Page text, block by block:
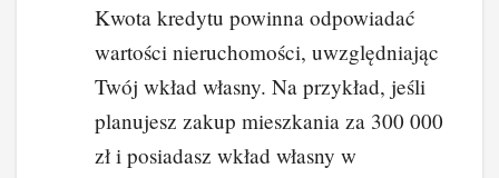
Kwota kredytu powinna odpowiadać
wartości nieruchomości, uwzględniając
Twój wkład własny. Na przykład, jeśli
planujesz zakup mieszkania za 300 000
zł i posiadasz wkład własny w